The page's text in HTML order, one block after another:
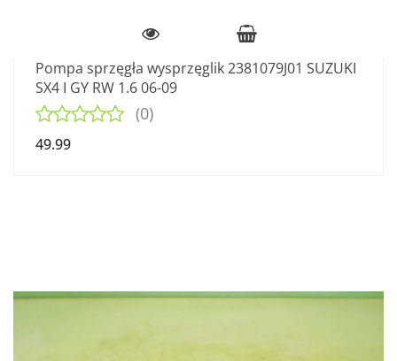
Pompa sprzęgła wysprzęglik 2381079J01 SUZUKI
SX4 I GY RW 1.6 06-09
(0)
49.99